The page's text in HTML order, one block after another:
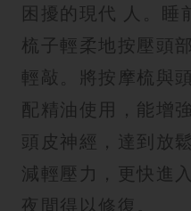
困擾的現代 人。睡
梳子輕柔地按壓頭
輕敲。將按摩梳與
配精油使用，能增
頭皮神經，達到放
減輕壓力，更快進
夜間得以修復。